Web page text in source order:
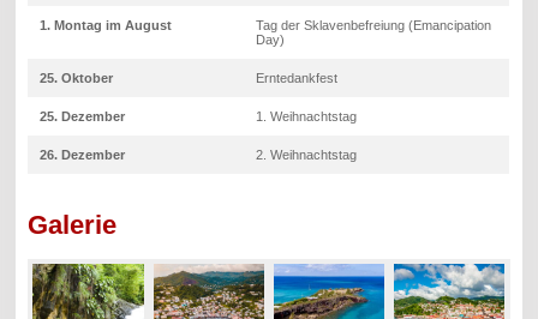
1. Montag im August
Tag der Sklavenbefreiung (Emancipation
Day)
25. Oktober Erntedankfest
25. Dezember 1. Weihnachtstag
26. Dezember 2. Weihnachtstag
Galerie